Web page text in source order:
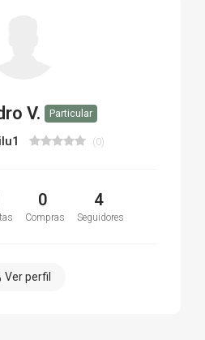
V. Particular
(0)
0
Compras
4
Seguidores
Ver perfil